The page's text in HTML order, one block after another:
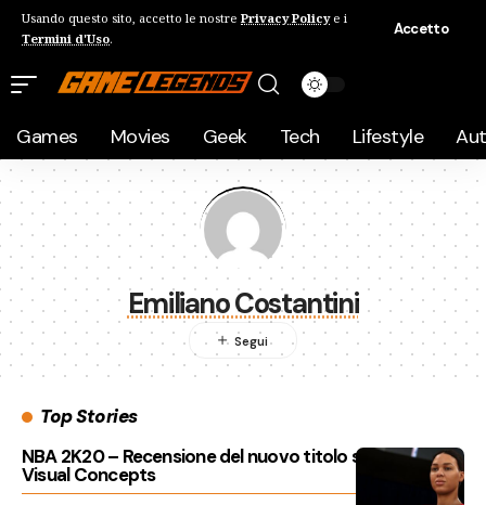
Usando questo sito, accetto le nostre Privacy Policye i
Termini d'Uso.
Accetto
Games Movies Geek Tech Lifestyle
Emiliano Costantini
Top Stories
NBA 2K20 – Recensione del nuovo titolo sportivo di
Visual Concepts